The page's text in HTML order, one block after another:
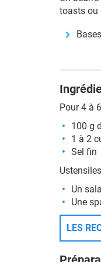
toasts ou
Bases
Pour 4 à
100 g
1 à 2
Sel fin
Un
Une
LES